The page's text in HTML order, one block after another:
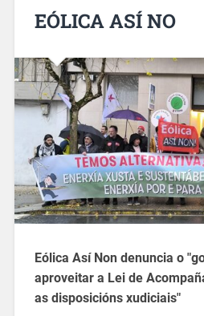
EÓLICA ASÍ NO
Eólica Así Non denuncia o
aproveitar a Lei de
as disposicións xudiciais"